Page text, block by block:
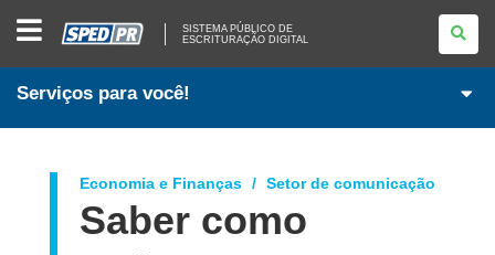
PÚBLICO
DE
ESCRITURAÇÃO
SISTEMA PÚBLICO DE
ESCRITURAÇÃO DIGITAL
Serviços para você!
Economia e Finanças Setor de comunicação
Saber como